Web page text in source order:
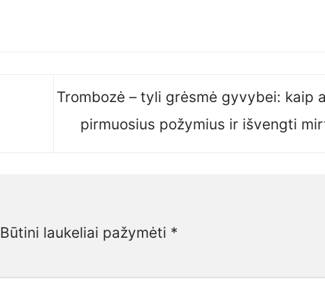
Trombozė – tyli grėsmė gyvybei: kaip
pirmuosius požymius ir išvengti
Būtini laukeliai pažymėti *